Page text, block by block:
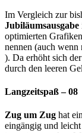
Im Vergleich zur
Jubiläumsausgabe
optimierten
nennen (auch
). Da erhöht sich
durch den leeren
Langzeitspaß – 08
Zug um Zug hat
eingängig und